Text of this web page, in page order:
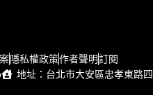
隱私權政策作者聲明訂閱
地址：台北市大安區忠孝東路